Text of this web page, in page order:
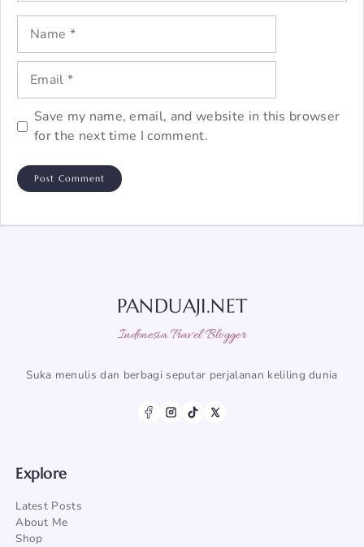
Name
Email
Save my name, email, and website in this browser
for the next time I comment.
PANDUAJI.NET
Indonesia Travel Blogger
Suka menulis dan berbagi seputar perjalanan keliling dunia
Explore
Latest Posts
About Me
Shop